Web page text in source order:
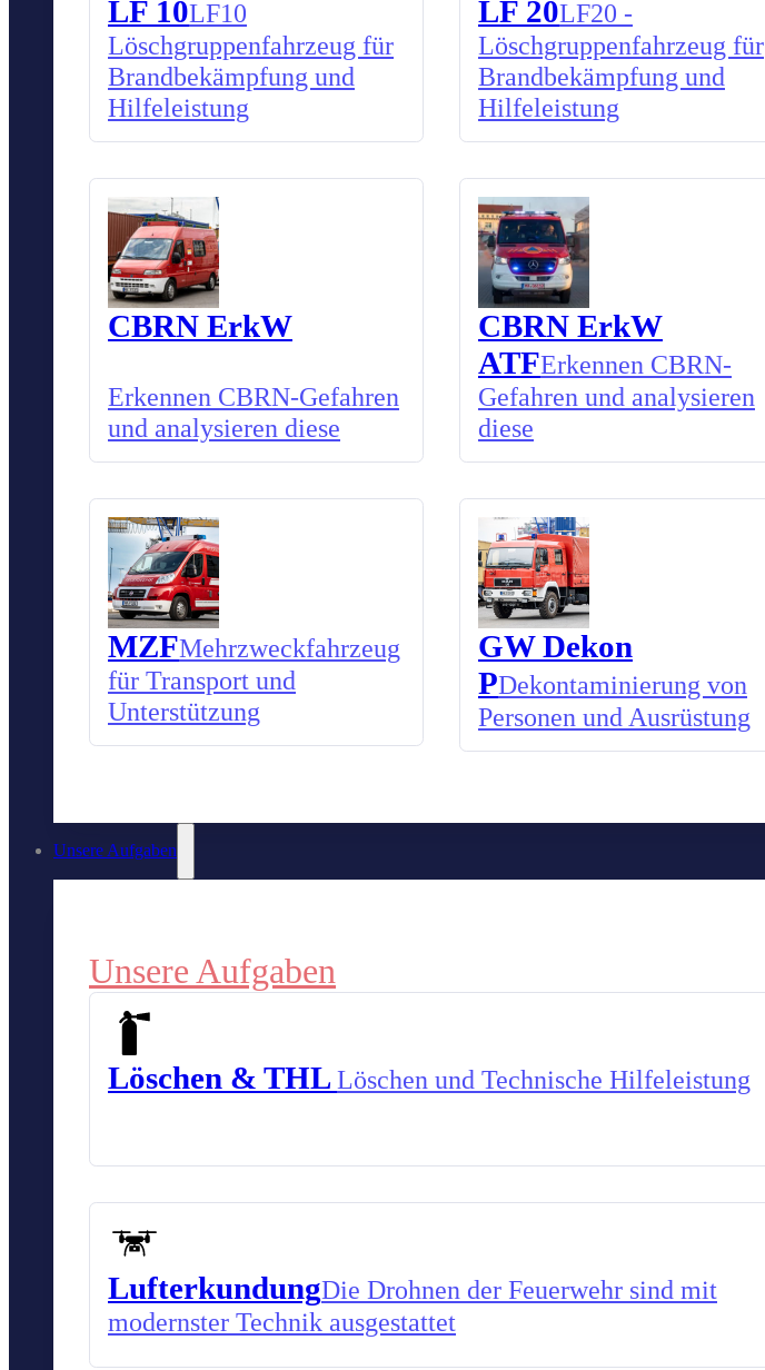
LF 10LF10
Löschgruppenfahrzeug für
Brandbekämpfung und
Hilfeleistung
LF 20LF20 -
Löschgruppenfahrzeug für
Brandbekämpfung und
Hilfeleistung
CBRN ErkW
Erkennen CBRN-Gefahren
und analysieren diese
CBRN ErkW
ATFErkennen CBRN-
Gefahren und analysieren
diese
MZFMehrzweckfahrzeug
für Transport und
Unterstützung
GW Dekon
PDekontaminierung von
Personen und Ausrüstung
Unsere Aufgaben
Unsere Aufgaben
Löschen & THL Löschen und Technische Hilfeleistung
LufterkundungDie Drohnen der Feuerwehr sind mit
modernster Technik ausgestattet